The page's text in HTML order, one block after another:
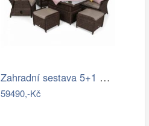
Zahradní sestava 5+1 polyratan / látka
59490,-Kč